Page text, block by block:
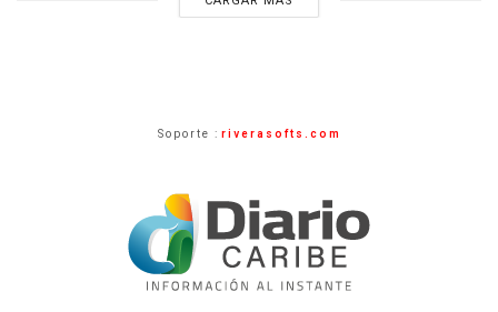
Soporte : riverasofts.com